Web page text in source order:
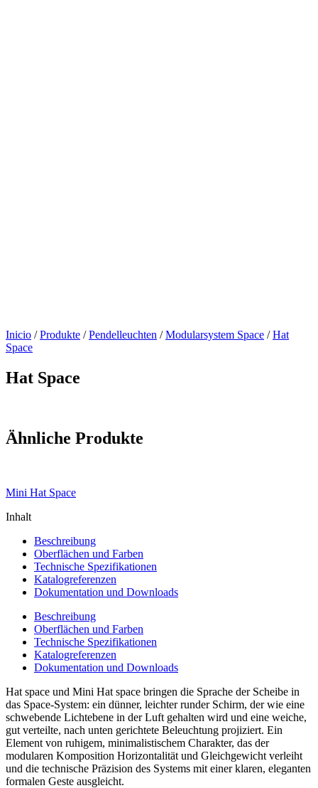
Inicio / Produkte / Pendelleuchten / Modularsystem Space / Hat
Space
Hat Space
Ähnliche Produkte
Mini Hat Space
Inhalt
Beschreibung
Oberflächen und Farben
Technische Spezifikationen
Katalogreferenzen
Dokumentation und Downloads
Beschreibung
Oberflächen und Farben
Technische Spezifikationen
Katalogreferenzen
Dokumentation und Downloads
Hat space und Mini Hat space bringen die Sprache der Scheibe in
das Space-System: ein dünner, leichter runder Schirm, der wie eine
schwebende Lichtebene in der Luft gehalten wird und eine weiche,
gut verteilte, nach unten gerichtete Beleuchtung projiziert. Ein
Element von ruhigem, minimalistischem Charakter, das der
modularen Komposition Horizontalität und Gleichgewicht verleiht
und die technische Präzision des Systems mit einer klaren, eleganten
formalen Geste ausgleicht.